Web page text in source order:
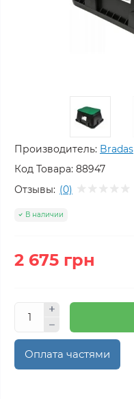
Производитель: Bradas
Код Товара: 88947
Отзывы: (0)
В наличии
2 675 грн
Оплата частями